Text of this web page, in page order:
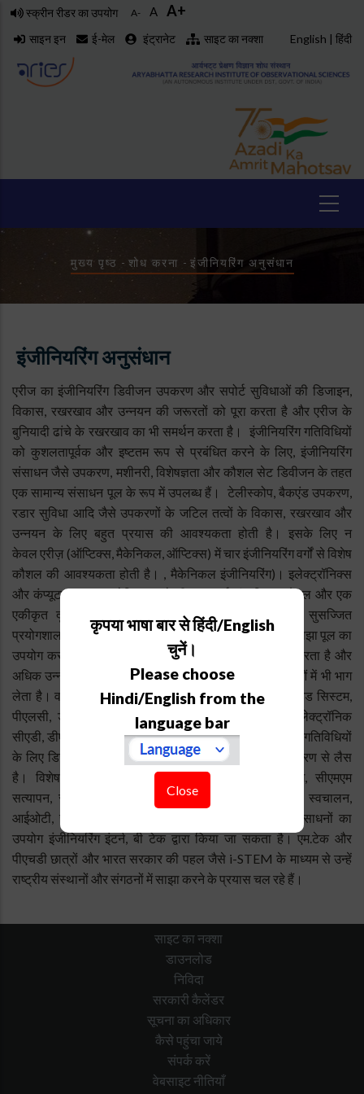
Skip
content
स्क्रीन रीडर का उपयोग A- A A+
साइन इन ई-मेल इंट्रानेट साइट का नक्शा English | हिंदी
Breadcrumb
मुख्य पृष्ठ - शोध करना - इंजीनियरिंग अनुसंधान
इंजीनियरिंग अनुसंधान
एरीज का इंजीनियरिंग डिवीजन उपकरण और सपोर्ट सुविधाओं की डिजाइन,
विकास, रखरखाव और उन्नयन की जरूरतों को पूरा करता है और एरीज के
बुनियादी ढांचे के रखरखाव का भी समर्थन करता है। इंजीनियरिंग गतिविधियों
को कुशलतापूर्वक और इष्टतम रूप से प्रबंधित करने के लिए, इंजीनियरिंग
संसाधन जैसे उपकरण, मशीनरी, विशेषज्ञता और कौशल सेट डिवीजन के तहत
एक सामान्य संसाधन पूल के रूप में उपलब्ध हैं। टेलीस्कोप, बैकएंड उपकरण,
रडार सुविधा आदि जैसे उपकरणों के जटिल तत्वों के विकास, रखरखाव और
उन्नयन के लिए बहुत प्रयास की आवश्यकता होती है। इसके लिए न
केवल एरीज़ (ऑप्टिक्स, मैकेनिकल, ऑप्टिक्स) में चार इंजीनियरिंग वर्गों से विशेष
कौशल की आवश्यकता होती है। , मैकेनिकल इंजीनियरिंग)। इलेक्ट्रॉनिक्स
और कंप्यूटर अनुभाग), लेकिन इससे भी महत्वपूर्ण अंतःविषय कौशल और एक
एकीकृत दृष्टिकोण। इंजीनियरिंग विशेषज्ञता, अच्छी तरह से सुसज्जित
प्रयोगशालाओं, सिमुलेशन सेटअप और परिष्कृत माप उपकरण के साझा पूल का
उपयोग करके, एरीज़ इन आवश्यकताओं को प्रभावी ढंग से पूरा करता है और
अधिक उन्नत राष्ट्रीय और अंतर्राष्ट्रीय नेटवर्क वाली परियोजनाओं में भी भाग
लेता है। वर्तमान में, एआरआईईएस उन्नत नियंत्रण प्रणाली, एम्बेडेड सिस्टम,
पीएलसी, ड्राइव, गति नियंत्रक और स्वचालन, विद्युत और इलेक्ट्रॉनिक
सीएडी, डीएसपी, सिग्नल प्रोसेसिंग से संबंधित जटिल इंजीनियरिंग गतिविधियों
के लिए डिजाइन, विकास, सिमुलेशन, डिबगिंग और सत्यापन उपकरण से लैस
है। विशेषज्ञता। आरएफ, यांत्रिक सीएडी, सीएनसी मशीनिंग, सीएमएम
सत्यापन, सटीक ऑप्टिकल डिजाइन और सत्यापन, एचएमआई, स्वचालन,
आईओटी, सॉफ्टवेयर विकास, समानांतर कंप्यूटिंग आदि। इन संसाधनों का
उपयोग इंजीनियरिंग इंटर्न, बी टेक द्वारा किया जा सकता है। एम.टेक और
पीएचडी छात्रों और भारत सरकार की पहल जैसे i-STEM के माध्यम से उन्हें
राष्ट्रीय संस्थानों और संगठनों में साझा करने के प्रयास चल रहे हैं।
कृपया भाषा बार से हिंदी/English
चुनें।
Please choose
Hindi/English from the
language bar
Close
साइट का नक्शा
डाउनलोड
निविदा
सरकारी कैलेंडर
सूचना का अधिकार
कैसे पहुंचा जाये
संपर्क करें
वेबसाइट नीतियाँ